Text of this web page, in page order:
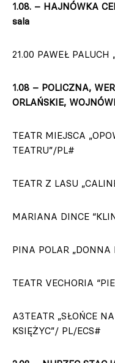
1.08. – HAJNÓWKA
sala
21.00 PAWEŁ
1.08 – POLICZNA,
ORLAŃSKIE,
TEATR MIEJSCA
TEATRU”/PL#
TEATR Z LASU
MARIANA DINCE
PINA POLAR
TEATR VECHORIA
A3TEATR „SŁOŃCE
KSIĘŻYC”/ PL/ECS#